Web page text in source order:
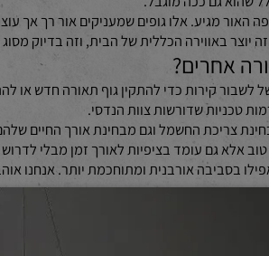
– חכמה. גופי התאורה האלו משתלבים
גם ככה מוגבל.
אלו גופים שמעניקים אור רך אך
הכללית של הבית, וזה בדיוק
קירות כדי להתקין גוף תאורה חדש או
החשמל וגם מבחינת אורך החיים שלהם
עומד בציפיות לאורך זמן מבלי לדרוש
אורבנית ומתוחכמת יותר. אנחנו